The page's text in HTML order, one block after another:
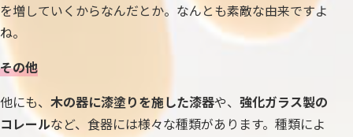
を増していくからなんだとか。なんとも素敵な由来ですよ
ね。
その他
他にも、 木の器に漆塗りを施した漆器や、 強化ガラス製の
コレールなど、食器には様々な種類があります。種類によ